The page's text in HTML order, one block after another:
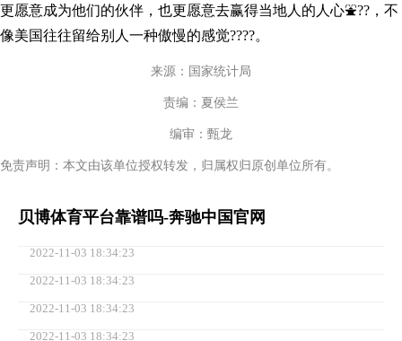
更愿意成为他们的伙伴，也更愿意去赢得当地人的人心⛲??，不
像美国往往留给别人一种傲慢的感觉????。
来源：国家统计局
责编：夏侯兰
编审：甄龙
免责声明：本文由该单位授权转发，归属权归原创单位所有。
贝博体育平台靠谱吗-奔驰中国官网
2022-11-03 18:34:23
2022-11-03 18:34:23
2022-11-03 18:34:23
2022-11-03 18:34:23